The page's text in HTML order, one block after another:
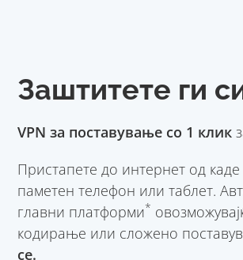
Заштитете ги
VPN за поставување со 1 клик
Пристапете до интернет од
паметен телефон или таблет.
главни платформи*
кодирање или сложено
се.